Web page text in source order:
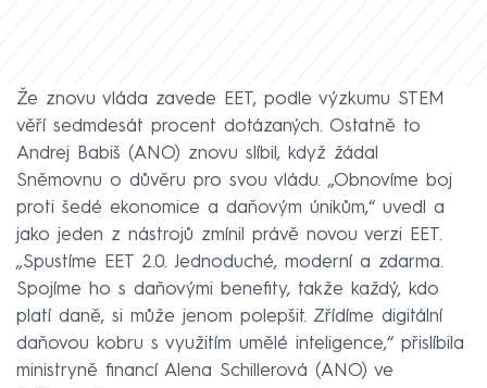
Že znovu vláda zavede EET, podle výzkumu STEM
věří sedmdesát procent dotázaných. Ostatně to
Andrej Babiš (ANO) znovu slíbil, když žádal
Sněmovnu o důvěru pro svou vládu. „Obnovíme boj
proti šedé ekonomice a daňovým únikům,“ uvedl a
jako jeden z nástrojů zmínil právě novou verzi EET.
„Spustíme EET 2.0. Jednoduché, moderní a zdarma.
Spojíme ho s daňovými benefity, takže každý, kdo
platí daně, si může jenom polepšit. Zřídíme digitální
daňovou kobru s využitím umělé inteligence,“ přislíbila
ministryně financí Alena Schillerová (ANO) ve